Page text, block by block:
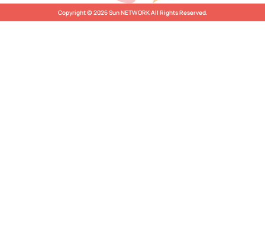
Copyright © 2026 Sun NETWORK All Rights Reserved.